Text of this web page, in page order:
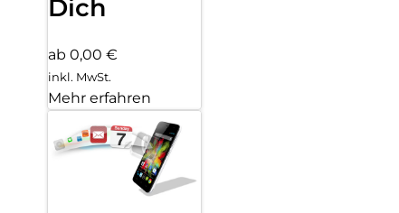
Dich
ab 0,00 €
inkl. MwSt.
Mehr erfahren